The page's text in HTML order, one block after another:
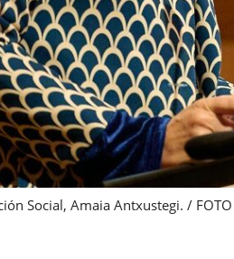
Social, Amaia Antxustegi. / FOTO